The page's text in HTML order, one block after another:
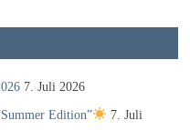
7. Juli 2026
Edition”
7. Juli